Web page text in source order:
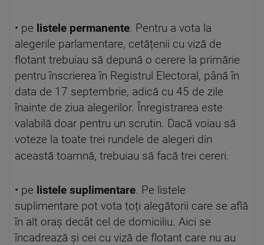
• pe listele permanente. Pentru a vota la
alegerile parlamentare, cetățenii cu viză de
flotant trebuiau să depună o cerere la primărie
pentru înscrierea în Registrul Electoral, până în
data de 17 septembrie, adică cu 45 de zile
înainte de ziua alegerilor. Înregistrarea este
valabilă doar pentru un scrutin. Dacă voiau să
voteze la toate trei rundele de alegeri din
această toamnă, trebuiau să facă trei cereri
• pe listele suplimentare. Pe listele
suplimentare pot vota toți alegătorii care se află
în alt oraș decât cel de domiciliu. Aici se
încadrează și cei cu viză de flotant care nu au